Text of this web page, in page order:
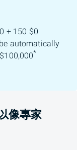
+ 150 $0
automatically
*
像專家